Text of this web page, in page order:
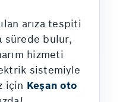
arıza tespiti
sürede bulur,
hizmeti
sistemiyle
için Keşan oto